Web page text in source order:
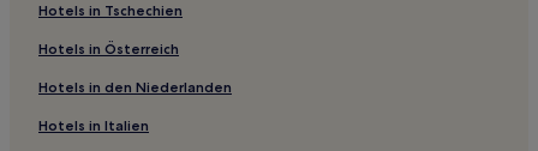
Haustierfreundliche in Mauguio
Hotels mit Parkplatz in Hérault
Luxus in Hérault
Familien in Hérault
Hotels in Tschechien
Hotels in Österreich
Hotels in den Niederlanden
Hotels in Italien